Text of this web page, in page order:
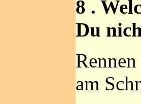
8 .
Du
am